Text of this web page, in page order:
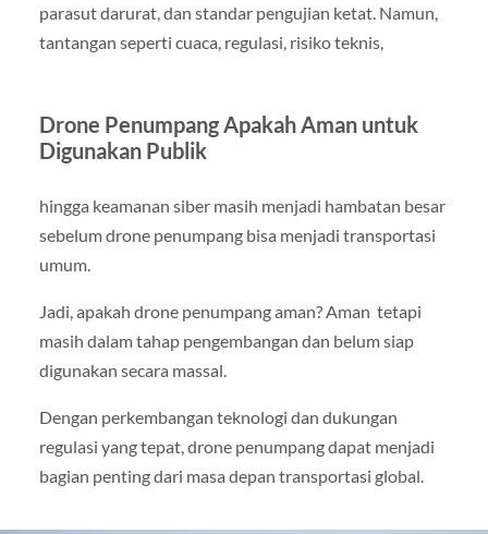
parasut darurat, dan standar pengujian ketat. Namun,
tantangan seperti cuaca, regulasi, risiko teknis,
Drone Penumpang Apakah Aman untuk
Digunakan Publik
hingga keamanan siber masih menjadi hambatan besar
sebelum drone penumpang bisa menjadi transportasi
umum.
Jadi, apakah drone penumpang aman? Aman tetapi
masih dalam tahap pengembangan dan belum siap
digunakan secara massal.
Dengan perkembangan teknologi dan dukungan
regulasi yang tepat, drone penumpang dapat menjadi
bagian penting dari masa depan transportasi global.